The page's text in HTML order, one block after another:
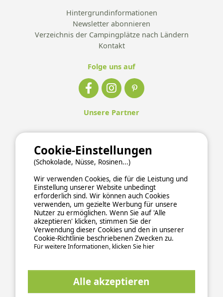
Hintergrundinformationen
Newsletter abonnieren
Verzeichnis der Campingplätze nach Ländern
Kontakt
Folge uns auf
Unsere Partner
ALLGEMEINE NUTZUNGSBEDINGUNGEN
DATENSCHUTZERKLÄRUNGCOOKIESIMPRESSUM
Cookie-Einstellungen
(Schokolade, Nüsse, Rosinen...)
Wir verwenden Cookies, die für die Leistung und
Einstellung unserer Website unbedingt
erforderlich sind. Wir können auch Cookies
verwenden, um gezielte Werbung für unsere
Nutzer zu ermöglichen. Wenn Sie auf 'Alle
akzeptieren' klicken, stimmen Sie der
Verwendung dieser Cookies und den in unserer
Cookie-Richtlinie beschriebenen Zwecken zu.
Für weitere Informationen, klicken Sie hier
Alle akzeptieren